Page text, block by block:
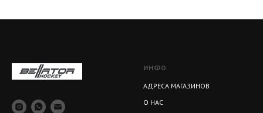
ИНФО
АДРЕСА МАГАЗИНОВ
О НАС